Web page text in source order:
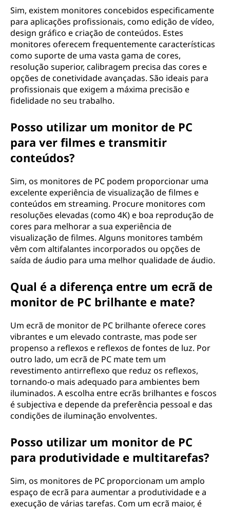
Sim, existem monitores concebidos especificamente
para aplicações profissionais, como edição de vídeo,
design gráfico e criação de conteúdos. Estes
monitores oferecem frequentemente características
como suporte de uma vasta gama de cores,
resolução superior, calibragem precisa das cores e
opções de conetividade avançadas. São ideais para
profissionais que exigem a máxima precisão e
fidelidade no seu trabalho.
Posso utilizar um monitor de PC
para ver filmes e transmitir
conteúdos?
Sim, os monitores de PC podem proporcionar uma
excelente experiência de visualização de filmes e
conteúdos em streaming. Procure monitores com
resoluções elevadas (como 4K) e boa reprodução de
cores para melhorar a sua experiência de
visualização de filmes. Alguns monitores também
vêm com altifalantes incorporados ou opções de
saída de áudio para uma melhor qualidade de áudio.
Qual é a diferença entre um ecrã de
monitor de PC brilhante e mate?
Um ecrã de monitor de PC brilhante oferece cores
vibrantes e um elevado contraste, mas pode ser
propenso a reflexos e reflexos de fontes de luz. Por
outro lado, um ecrã de PC mate tem um
revestimento antirreflexo que reduz os reflexos,
tornando-o mais adequado para ambientes bem
iluminados. A escolha entre ecrãs brilhantes e foscos
é subjectiva e depende da preferência pessoal e das
condições de iluminação envolventes.
Posso utilizar um monitor de PC
para produtividade e multitarefas?
Sim, os monitores de PC proporcionam um amplo
espaço de ecrã para aumentar a produtividade e a
execução de várias tarefas. Com um ecrã maior, é